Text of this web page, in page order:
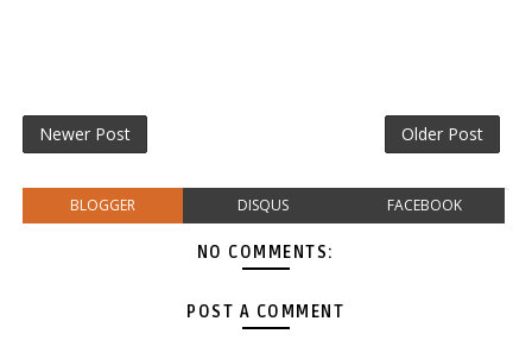
Newer Post Older Post
BLOGGER DISQUS FACEBOOK
NO COMMENTS:
POST A COMMENT